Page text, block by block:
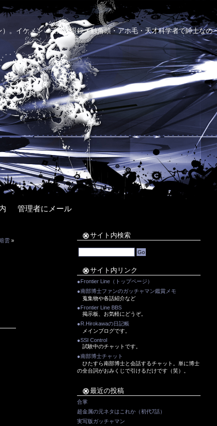
。イケメン・三高・眼鏡・触角頭・アホ毛・天才科学者で紳士なの
管理者にメール
雲 »
サイト内検索
サイト内リンク
●Frontier Line（トップページ）
●南部博士ファンのガッチャマン鑑賞メモ
蒐集物や各話紹介など
●Frontier Line BBS
掲示板、お気軽にどうぞ。
●R.Hirokawaの日記帳
メインブログです。
●SSI Control
試験中のチャットです。
●南部博士チャット
ひたすら南部博士と会話するチャット。単に博士
の全台詞がおみくじで引けるだけです（笑）。
最近の投稿
合掌
超金属の元ネタはこれか（初代7話）
実写版ガッチャマン